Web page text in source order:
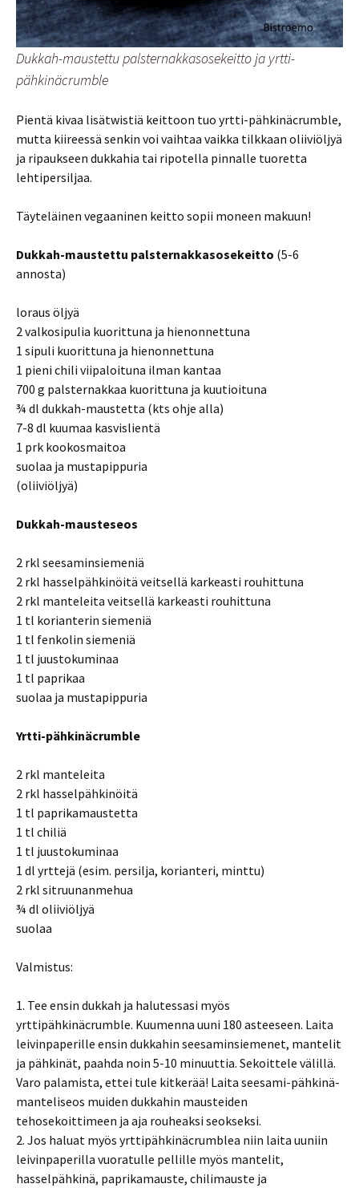
Dukkah-maustettu palsternakkasosekeitto ja yrtti-
pähkinäcrumble
Pientä kivaa lisätwistiä keittoon tuo yrtti-pähkinäcrumble,
mutta kiireessä senkin voi vaihtaa vaikka tilkkaan oliiviöljyä
ja ripaukseen dukkahia tai ripotella pinnalle tuoretta
lehtipersiljaa.
Täyteläinen vegaaninen keitto sopii moneen makuun!
Dukkah-maustettu palsternakkasosekeitto (5-6
annosta)
loraus öljyä
2 valkosipulia kuorittuna ja hienonnettuna
1 sipuli kuorittuna ja hienonnettuna
1 pieni chili viipaloituna ilman kantaa
700 g palsternakkaa kuorittuna ja kuutioituna
¾ dl dukkah-maustetta (kts ohje alla)
7-8 dl kuumaa kasvislientä
1 prk kookosmaitoa
suolaa ja mustapippuria
(oliiviöljyä)
Dukkah-mausteseos
2 rkl seesaminsiemeniä
2 rkl hasselpähkinöitä veitsellä karkeasti rouhittuna
2 rkl manteleita veitsellä karkeasti rouhittuna
1 tl korianterin siemeniä
1 tl fenkolin siemeniä
1 tl juustokuminaa
1 tl paprikaa
suolaa ja mustapippuria
Yrtti-pähkinäcrumble
2 rkl manteleita
2 rkl hasselpähkinöitä
1 tl paprikamaustetta
1 tl chiliä
1 tl juustokuminaa
1 dl yrttejä (esim. persilja, korianteri, minttu)
2 rkl sitruunanmehua
¾ dl oliiviöljyä
suolaa
Valmistus:
1. Tee ensin dukkah ja halutessasi myös
yrttipähkinäcrumble. Kuumenna uuni 180 asteeseen. Laita
leivinpaperille ensin dukkahin seesaminsiemenet, mantelit
ja pähkinät, paahda noin 5-10 minuuttia. Sekoittele välillä.
Varo palamista, ettei tule kitkerää! Laita seesami-pähkinä-
manteliseos muiden dukkahin mausteiden
tehosekoittimeen ja aja rouheaksi seokseksi.
2. Jos haluat myös yrttipähkinäcrumblea niin laita uuniin
leivinpaperilla vuoratulle pellille myös mantelit,
hasselpähkinä, paprikamauste, chilimauste ja